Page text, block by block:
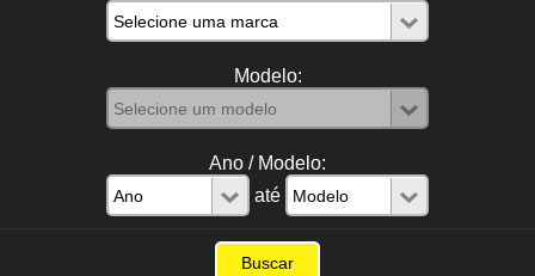
Modelo:
Ano / Modelo:
até